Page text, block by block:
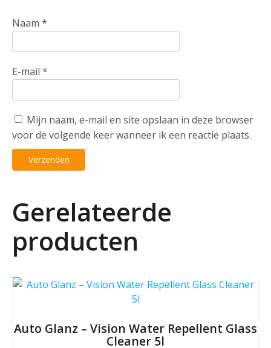
Naam *
E-mail *
Mijn naam, e-mail en site opslaan in deze browser
voor de volgende keer wanneer ik een reactie plaats.
Gerelateerde
producten
Auto Glanz – Vision Water Repellent Glass
Cleaner 5l